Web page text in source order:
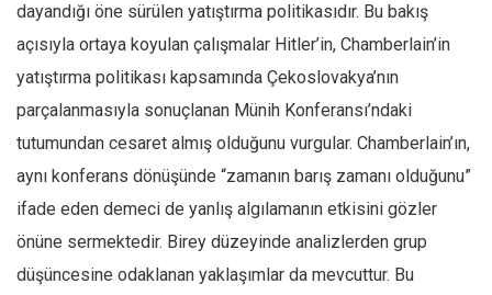
dayandığı öne sürülen yatıştırma politikasıdır. Bu bakış
açısıyla ortaya koyulan çalışmalar Hitler’in, Chamberlain’in
yatıştırma politikası kapsamında Çekoslovakya’nın
parçalanmasıyla sonuçlanan Münih Konferansı’ndaki
tutumundan cesaret almış olduğunu vurgular. Chamberlain’ın,
aynı konferans dönüşünde “zamanın barış zamanı olduğunu”
ifade eden demeci de yanlış algılamanın etkisini gözler
önüne sermektedir. Birey düzeyinde analizlerden grup
düşüncesine odaklanan yaklaşımlar da mevcuttur. Bu